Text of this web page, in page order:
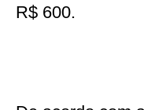
R$ 600.